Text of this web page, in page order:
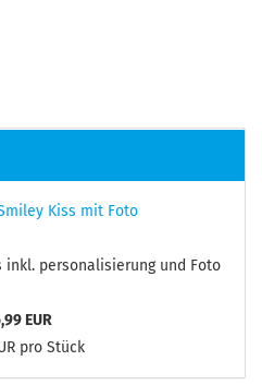
inkl. per­so­na­li­sie­rung und Foto
EUR
pro Stück